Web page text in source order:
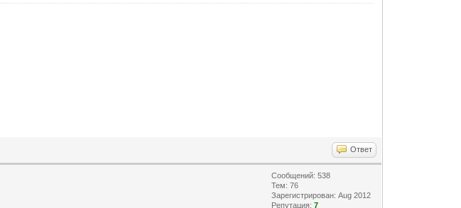
Ответ
Сообщений: 538
Тем: 76
Зарегистрирован: Aug 2012
Репутация:7